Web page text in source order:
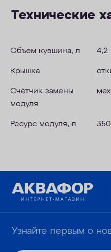
Технические
Объем кувшина, л 4,2
Крышка
Счётчик замены
модуля
Ресурс модуля, л 350
Узнайте первым о